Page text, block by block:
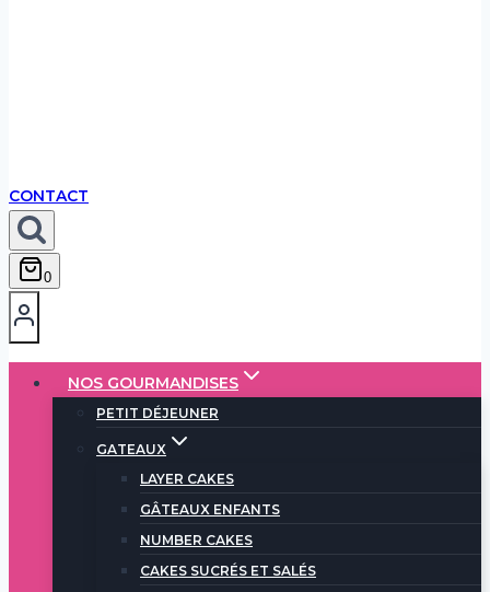
CONTACT
0
NOS GOURMANDISES
PETIT DÉJEUNER
GATEAUX
LAYER CAKES
GÂTEAUX ENFANTS
NUMBER CAKES
CAKES SUCRÉS ET SALÉS